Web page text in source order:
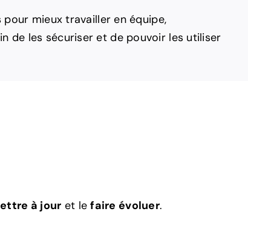
mieux travailler en équipe,
de les sécuriser et de pouvoir les utiliser
à jour et lefaire évoluer.